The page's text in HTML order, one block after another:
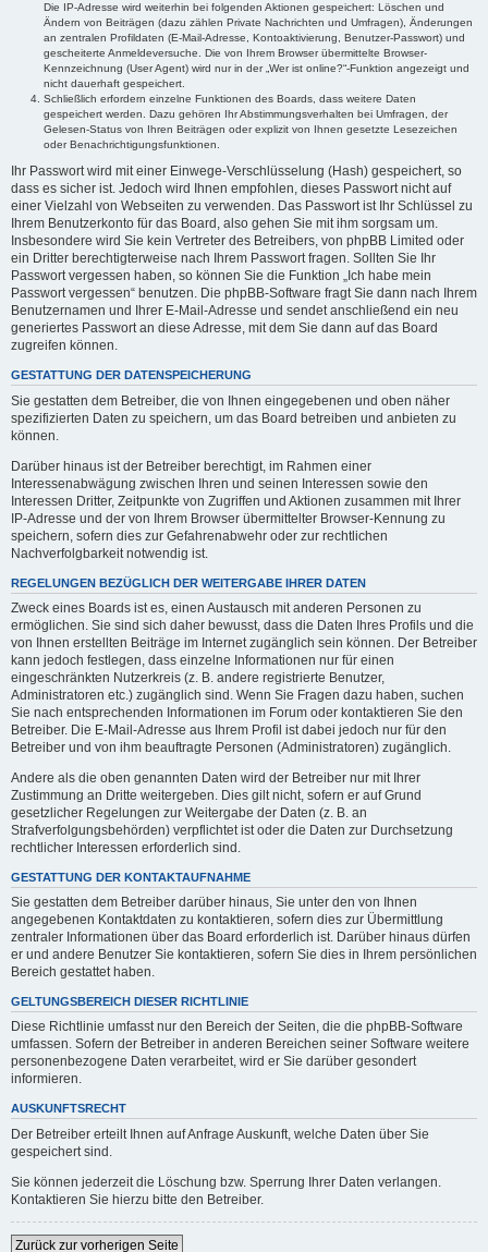
Die IP-Adresse wird weiterhin bei folgenden Aktionen gespeichert: Löschen und
Ändern von Beiträgen (dazu zählen Private Nachrichten und Umfragen), Änderungen
an zentralen Profildaten (E-Mail-Adresse, Kontoaktivierung, Benutzer-Passwort) und
gescheiterte Anmeldeversuche. Die von Ihrem Browser übermittelte Browser-
Kennzeichnung (User Agent) wird nur in der „Wer ist online?“-Funktion angezeigt und
nicht dauerhaft gespeichert.
Schließlich erfordern einzelne Funktionen des Boards, dass weitere Daten
gespeichert werden. Dazu gehören Ihr Abstimmungsverhalten bei Umfragen, der
Gelesen-Status von Ihren Beiträgen oder explizit von Ihnen gesetzte Lesezeichen
oder Benachrichtigungsfunktionen.
Ihr Passwort wird mit einer Einwege-Verschlüsselung (Hash) gespeichert, so
dass es sicher ist. Jedoch wird Ihnen empfohlen, dieses Passwort nicht auf
einer Vielzahl von Webseiten zu verwenden. Das Passwort ist Ihr Schlüssel zu
Ihrem Benutzerkonto für das Board, also gehen Sie mit ihm sorgsam um.
Insbesondere wird Sie kein Vertreter des Betreibers, von phpBB Limited oder
ein Dritter berechtigterweise nach Ihrem Passwort fragen. Sollten Sie Ihr
Passwort vergessen haben, so können Sie die Funktion „Ich habe mein
Passwort vergessen“ benutzen. Die phpBB-Software fragt Sie dann nach Ihrem
Benutzernamen und Ihrer E-Mail-Adresse und sendet anschließend ein neu
generiertes Passwort an diese Adresse, mit dem Sie dann auf das Board
zugreifen können.
GESTATTUNG DER DATENSPEICHERUNG
Sie gestatten dem Betreiber, die von Ihnen eingegebenen und oben näher
spezifizierten Daten zu speichern, um das Board betreiben und anbieten zu
können.
Darüber hinaus ist der Betreiber berechtigt, im Rahmen einer
Interessenabwägung zwischen Ihren und seinen Interessen sowie den
Interessen Dritter, Zeitpunkte von Zugriffen und Aktionen zusammen mit Ihrer
IP-Adresse und der von Ihrem Browser übermittelter Browser-Kennung zu
speichern, sofern dies zur Gefahrenabwehr oder zur rechtlichen
Nachverfolgbarkeit notwendig ist.
REGELUNGEN BEZÜGLICH DER WEITERGABE IHRER DATEN
Zweck eines Boards ist es, einen Austausch mit anderen Personen zu
ermöglichen. Sie sind sich daher bewusst, dass die Daten Ihres Profils und die
von Ihnen erstellten Beiträge im Internet zugänglich sein können. Der Betreiber
kann jedoch festlegen, dass einzelne Informationen nur für einen
eingeschränkten Nutzerkreis (z. B. andere registrierte Benutzer,
Administratoren etc.) zugänglich sind. Wenn Sie Fragen dazu haben, suchen
Sie nach entsprechenden Informationen im Forum oder kontaktieren Sie den
Betreiber. Die E-Mail-Adresse aus Ihrem Profil ist dabei jedoch nur für den
Betreiber und von ihm beauftragte Personen (Administratoren) zugänglich.
Andere als die oben genannten Daten wird der Betreiber nur mit Ihrer
Zustimmung an Dritte weitergeben. Dies gilt nicht, sofern er auf Grund
gesetzlicher Regelungen zur Weitergabe der Daten (z. B. an
Strafverfolgungsbehörden) verpflichtet ist oder die Daten zur Durchsetzung
rechtlicher Interessen erforderlich sind.
GESTATTUNG DER KONTAKTAUFNAHME
Sie gestatten dem Betreiber darüber hinaus, Sie unter den von Ihnen
angegebenen Kontaktdaten zu kontaktieren, sofern dies zur Übermittlung
zentraler Informationen über das Board erforderlich ist. Darüber hinaus dürfen
er und andere Benutzer Sie kontaktieren, sofern Sie dies in Ihrem persönlichen
Bereich gestattet haben.
GELTUNGSBEREICH DIESER RICHTLINIE
Diese Richtlinie umfasst nur den Bereich der Seiten, die die phpBB-Software
umfassen. Sofern der Betreiber in anderen Bereichen seiner Software weitere
personenbezogene Daten verarbeitet, wird er Sie darüber gesondert
informieren.
AUSKUNFTSRECHT
Der Betreiber erteilt Ihnen auf Anfrage Auskunft, welche Daten über Sie
gespeichert sind.
Sie können jederzeit die Löschung bzw. Sperrung Ihrer Daten verlangen.
Kontaktieren Sie hierzu bitte den Betreiber.
Zurück zur vorherigen Seite